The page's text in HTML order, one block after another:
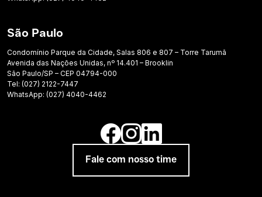
São Paulo
Condomínio Parque da Cidade, Salas 806 e 807 – Torre Tarumã
Avenida das Nações Unidas, nº 14.401 – Brooklin
São Paulo/SP – CEP 04794-000
Tel: (027) 2122-7447
WhatsApp: (027) 4040-4462
Fale com nosso time